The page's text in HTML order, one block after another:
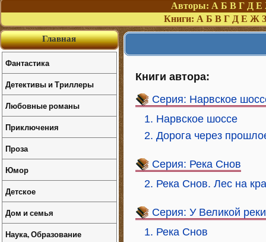
Авторы: А Б В Г Д Е
Книги: А Б В Г Д Е Ж З
Книги автора:
Серия: Нарвское
1. Нарвское шоссе
2. Дорога через
Серия: Река Снов
2. Река Снов. Лес на
Серия: У Великой
1. Река Снов
Главная
Фантастика
Детективы и Триллеры
Любовные романы
Приключения
Проза
Юмор
Детское
Дом и семья
Наука, Образование